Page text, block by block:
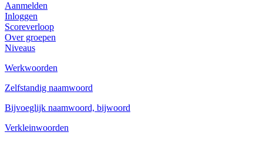
Aanmelden
Inloggen
Scoreverloop
Over groepen
Niveaus
Werkwoorden
Zelfstandig naamwoord
Bijvoeglijk naamwoord, bijwoord
Verkleinwoorden